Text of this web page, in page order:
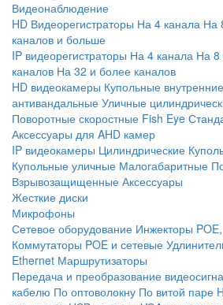
Видеонаблюдение
HD Видеорегистраторы На 4 канала На
каналов и больше
IP видеорегистраторы На 4 канала На 8
каналов На 32 и более каналов
HD видеокамеры Купольные внутренние
антивандальные Уличные
Поворотные скоростные Fish Eye
Аксессуары для AHD камер
IP видеокамеры Цилиндрические
Купольные уличные Малогабаритные
Взрывозащищенные Аксессуары
Жесткие диски
Микрофоны
Сетевое оборудование Инжекторы
Коммутаторы POE и сетевые
Ethernet Маршрутизаторы
Передача и преобразование
кабелю По оптоволокну По витой паре